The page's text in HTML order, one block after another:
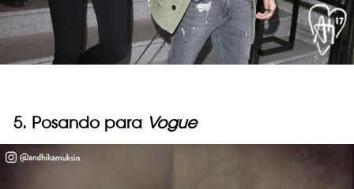
5. Posando para Vogue